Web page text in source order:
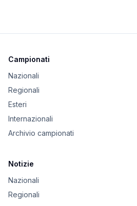
Campionati
Nazionali
Regionali
Esteri
Internazionali
Archivio campionati
Notizie
Nazionali
Regionali